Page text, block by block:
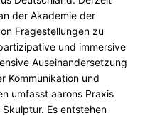
der Akademie der
Fragestellungen zu
und immersive
Auseinandersetzung
Kommunikation und
umfasst aarons Praxis
Es entstehen